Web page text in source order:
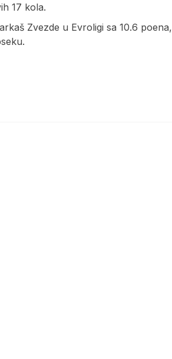
17 kola.
Zvezde u Evroligi sa 10.6